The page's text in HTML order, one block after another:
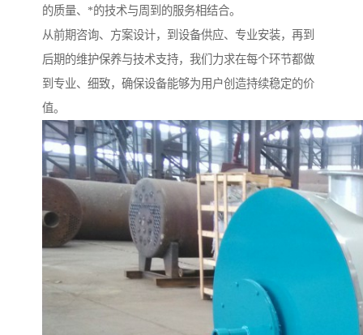
的质量、*的技术与周到的服务相结合。
从前期咨询、方案设计，到设备供应、专业安装，再到
后期的维护保养与技术支持，我们力求在每个环节都做
到专业、细致，确保设备能够为用户创造持续稳定的价
值。